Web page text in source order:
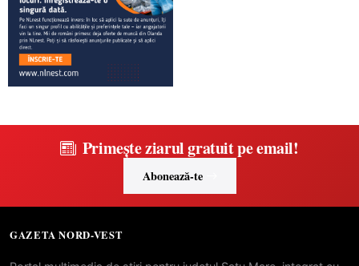
Primește ziarul gratuit pe email!
Abonează-te
GAZETA NORD-VEST